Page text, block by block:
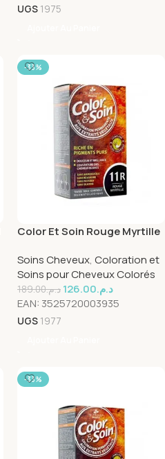
UGS 1975
-33%
Color Et Soin Rouge Myrtille
Soins Cheveux, Coloration et
Soins pour Cheveux Colorés
د.م.189.00 د.م.126.00
EAN: 3525720003935
UGS 1977
-33%